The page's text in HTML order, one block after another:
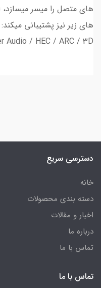
های متصل را میسر
Audio / HEC / ARC / 3D
دسترسی سریع
خانه
دسته بندی محصولات
اخبار و مقالات
درباره ما
تماس با ما
تماس با ما